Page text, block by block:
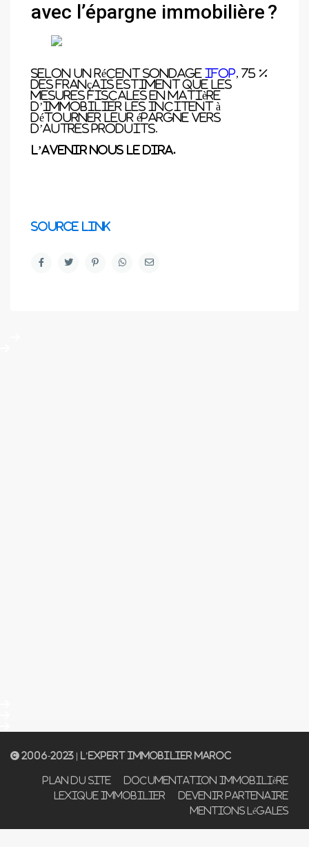
avec l’épargne immobilière ?
Selon un récent sondageIFOP, 75 %
des Français estiment que les
mesures fiscales en matière
d’immobilier les incitent à
détourner leur épargne vers
d’autres produits.
L’avenir nous le dira.
Source link
© 2006-2023 | L'Expert Immobilier Maroc
Plan du Site
Documentation Immobilière
Lexique Immobilier
Devenir Partenaire
Mentions Légales